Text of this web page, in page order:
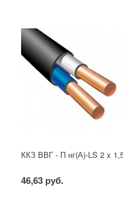
ККЗ ВВГ - П нг(А)-LS 2 х 1,5
46,63 руб.